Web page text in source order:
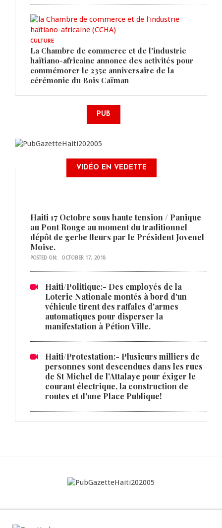
CULTURE
La Chambre de commerce et de l'industrie
haïtiano-africaine annonce des activités pour
commémorer le 235e anniversaire de la
cérémonie du Bois Caïman
PUB
VIDÉO EN VEDETTE
Haiti 17 Octobre sous haute tension / Panique
au Pont Rouge au moment du traditionnel
dépôt de gerbe fleurs par le Président Jovenel
Moise.
POSTED ON: OCTOBER 17, 2018
Haiti/Politique:- Des employés de la
Loterie Nationale montés à bord d'un
véhicule tirent des raffales d'armes
automatiques pour disperser la
manifestation à Pétion Ville.
Haiti/Protestation:- Plusieurs milliers de
personnes sont descendues dans les rues
de St Michel de l'Attalaye pour éxiger le
courant électrique, la construction de
routes et d'une Place Publique!